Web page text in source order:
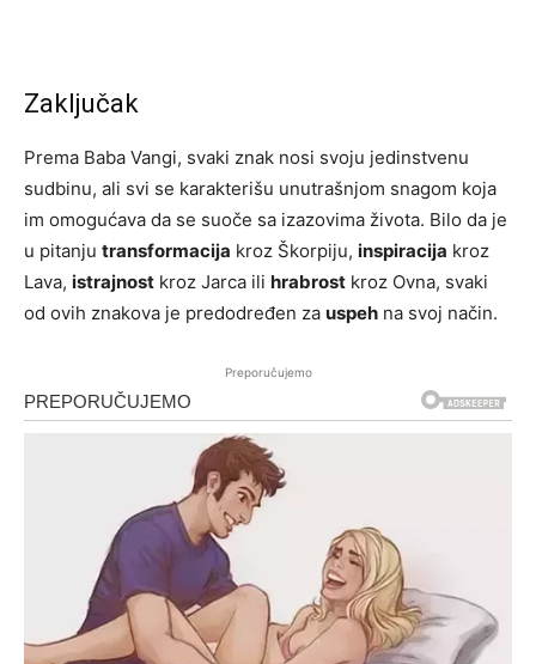
Zaključak
Prema Baba Vangi, svaki znak nosi svoju jedinstvenu
sudbinu, ali svi se karakterišu unutrašnjom snagom koja
im omogućava da se suoče sa izazovima života. Bilo da je
u pitanju transformacija kroz Škorpiju, inspiracija kroz
Lava, istrajnost kroz Jarca ili hrabrost kroz Ovna, svaki
od ovih znakova je predodređen za uspeh na svoj način.
Preporučujemo